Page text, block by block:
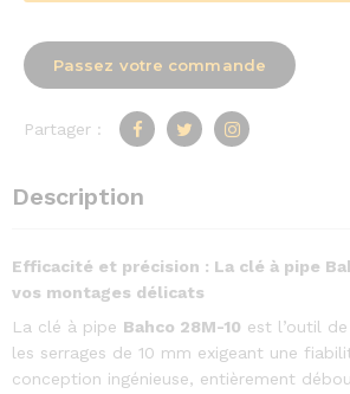
Passez votre commande
Partager :
Description
Efficacité et précision : La clé à pipe
vos montages délicats
La clé à pipe Bahco 28M-10 est l’outil
les serrages de 10 mm exigeant une
conception ingénieuse, entièrement